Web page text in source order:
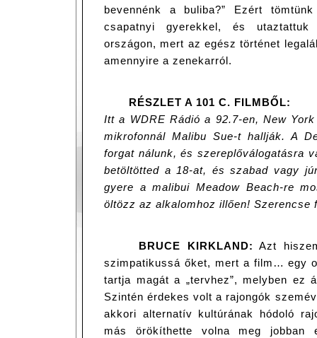
bevennénk a buliba?” Ezért
csapatnyi gyerekkel, és
országon, mert az egész történet
amennyire a zenekarról.
RÉSZLET A 101 C. FILMBŐL:
Itt a WDRE Rádió a 92.7-en, New
mikrofonnál Malibu Sue-t hallják. A
forgat nálunk, és szereplőválogatásra
betöltötted a 18-at, és szabad vagy
gyere a malibui Meadow Beach-re
öltözz az alkalomhoz illően! Szerencse
BRUCE KIRKLAND: Azt
szimpatikussá őket, mert a film… egy
tartja magát a „tervhez”, melyben ez
Szintén érdekes volt a rajongók
akkori alternatív kultúrának hódoló
más örökíthette volna meg